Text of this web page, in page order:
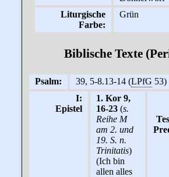
Liturgische
Farbe:
Grün
Biblische Texte
Psalm: 39, 5-8.13-14 (LPfG 53)
I:
Epistel
1. Kor 9,
16-23 (s.
Reihe M
am 2. und
19. S. n.
Trinitatis)
(Ich bin
allen alles